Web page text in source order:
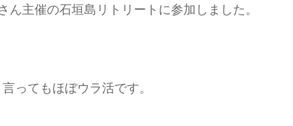
ん主催の石垣島リトリートに参加しました。
ってもほぼウラ活です。